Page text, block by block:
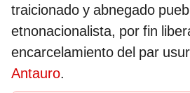
traicionado y abnegado
etnonacionalista, por fin
encarcelamiento del par
Antauro.